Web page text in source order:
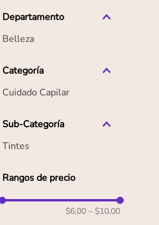
Departamento
Belleza
Categoría
Cuidado Capilar
Sub-Categoría
Tintes
Rangos de precio
$6,00 – $10,00